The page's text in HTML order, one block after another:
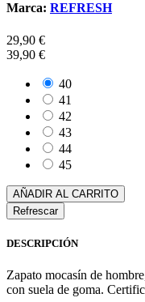
Marca: REFRESH
29,90 €
39,90 €
40
41
42
43
44
45
AÑADIR AL CARRITO
DESCRIPCIÓN
Zapato mocasín de
con suela de goma.